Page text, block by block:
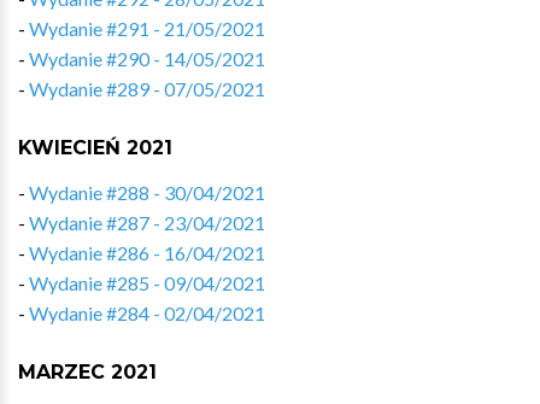
- Wydanie #291 - 21/05/2021
- Wydanie #290 - 14/05/2021
- Wydanie #289 - 07/05/2021
KWIECIEŃ 2021
- Wydanie #288 - 30/04/2021
- Wydanie #287 - 23/04/2021
- Wydanie #286 - 16/04/2021
- Wydanie #285 - 09/04/2021
- Wydanie #284 - 02/04/2021
MARZEC 2021